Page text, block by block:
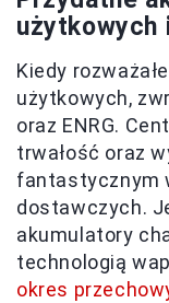
użytkowych
Kiedy
użytkowych,
oraz ENRG.
trwałość oraz
fantastycznym
dostawczych.
akumulatory
technologią
okres